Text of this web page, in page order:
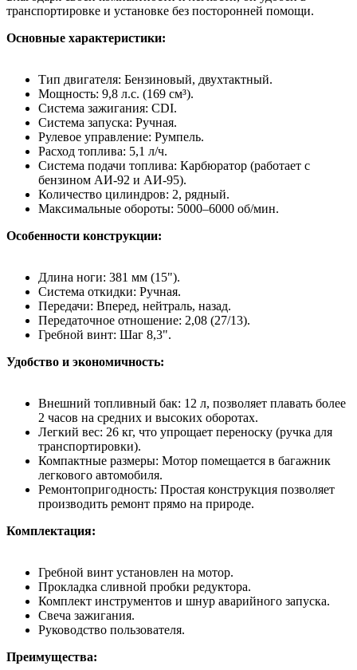
транспортировке и установке без посторонней помощи.
Основные характеристики:
Тип двигателя: Бензиновый, двухтактный.
Мощность: 9,8 л.с. (169 см³).
Система зажигания: CDI.
Система запуска: Ручная.
Рулевое управление: Румпель.
Расход топлива: 5,1 л/ч.
Система подачи топлива: Карбюратор (работает с
бензином АИ-92 и АИ-95).
Количество цилиндров: 2, рядный.
Максимальные обороты: 5000–6000 об/мин.
Особенности конструкции:
Длина ноги: 381 мм (15").
Система откидки: Ручная.
Передачи: Вперед, нейтраль, назад.
Передаточное отношение: 2,08 (27/13).
Гребной винт: Шаг 8,3".
Удобство и экономичность:
Внешний топливный бак: 12 л, позволяет плавать более
2 часов на средних и высоких оборотах.
Легкий вес: 26 кг, что упрощает переноску (ручка для
транспортировки).
Компактные размеры: Мотор помещается в багажник
легкового автомобиля.
Ремонтопригодность: Простая конструкция позволяет
производить ремонт прямо на природе.
Комплектация:
Гребной винт установлен на мотор.
Прокладка сливной пробки редуктора.
Комплект инструментов и шнур аварийного запуска.
Свеча зажигания.
Руководство пользователя.
Преимущества: